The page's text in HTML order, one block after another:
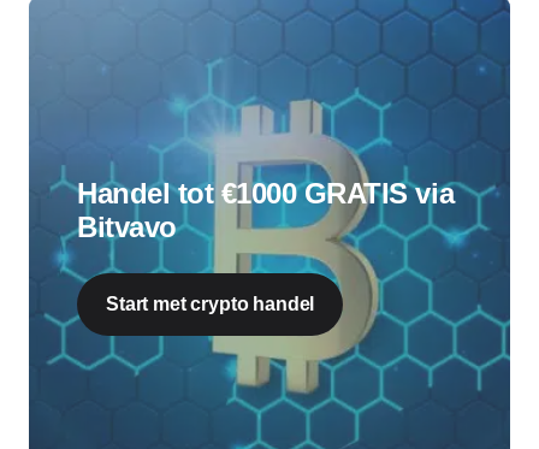
Handel tot €1000 GRATIS via
Bitvavo
Start met crypto handel